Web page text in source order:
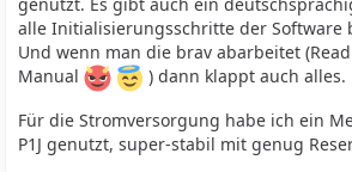
alle Initialisierungsschritte der Software
Und wenn man die brav abarbeitet
Manual
) dann klappt auch alles.
Für die Stromversorgung habe ich ein
P1J genutzt, super-stabil mit genug